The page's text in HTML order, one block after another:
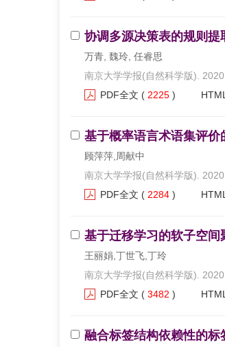
协调多源决策表的规则提
万青, 魏玲, 任睿思
南京大学学报(自然科学版).
PDF全文 ( 2225 ) HTML
基于概率语言术语集评
顾萍萍,周献中
南京大学学报(自然科学版).
PDF全文 ( 2284 ) HTML
基于迁移学习的软子空间
王丽娟,丁世飞,丁玲
南京大学学报(自然科学版).
PDF全文 ( 3482 ) HTML
融合标签结构依赖性的标